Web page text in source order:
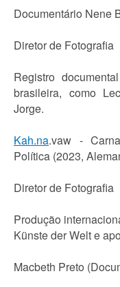
Documentário Nene
Diretor de Fotografia
Registro
brasileira, como
Jorge.
Kah.na.vaw -
Política (2023,
Diretor de Fotografia
Produção
Künste der Welt e
Macbeth Preto